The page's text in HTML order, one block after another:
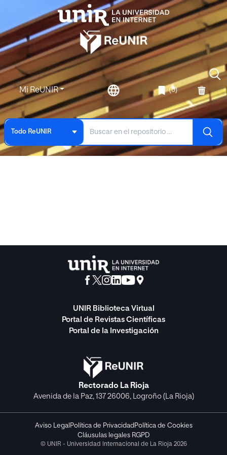
Mi ReUNIR (0)
Todo ReUNIR
UNIR Biblioteca Virtual
Portal de Revistas Científicas
Portal de la Investigación
Rectorado La Rioja
Avenida de la Paz, 137 26006, Logroño (La Rioja)
Aviso Legal Política de Privacidad Política de Cookies
Cláusulas legales RGPD
© UNIR - Universidad Internacional de La Rioja 2026